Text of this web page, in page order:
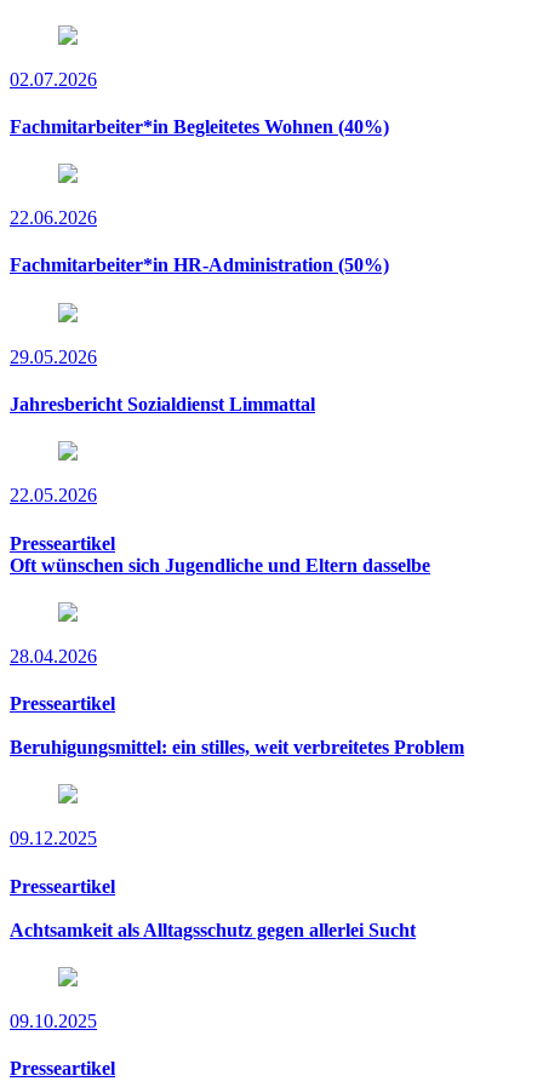
02.07.2026
Fachmitarbeiter*in Begleitetes Wohnen (40%)
22.06.2026
Fachmitarbeiter*in HR-Administration (50%)
29.05.2026
Jahresbericht Sozialdienst Limmattal
22.05.2026
Presseartikel
Oft wünschen sich Jugendliche und Eltern dasselbe
28.04.2026
Presseartikel
Beruhigungsmittel: ein stilles, weit verbreitetes Problem
09.12.2025
Presseartikel
Achtsamkeit als Alltagsschutz gegen allerlei Sucht
09.10.2025
Presseartikel